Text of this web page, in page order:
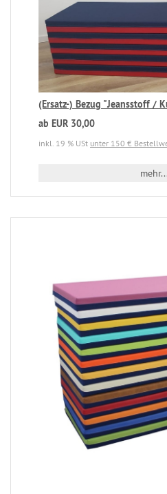
(Ersatz-) Bezug "Jeansstoff /
ab EUR 30,00
inkl. 19 % USt unter 150 €